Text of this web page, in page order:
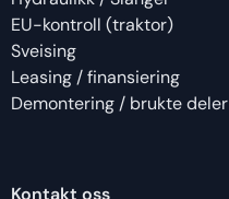
EU-kontroll (traktor)
Sveising
Leasing / finansiering
Demontering / brukte deler
Kontakt oss